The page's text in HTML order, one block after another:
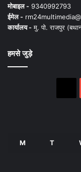
मोबाइल - 9340992793
ईमेल -
कार्यालय -मु. पो. राजपुर
हमसे जुड़े
M T